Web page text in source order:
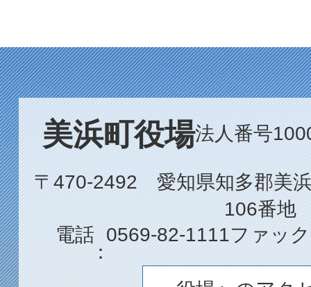
美浜町役場法人番号
〒470-2492 愛知県知多郡美
106番地
電話
0569-82-1111ファッ